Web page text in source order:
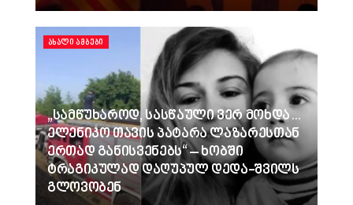
ᲐᲮᲐᲚᲘ ᲐᲛᲑᲔᲑᲘ
„სამწუხაროდ, სასწაული ვერ მოხდა…
ელენიკო თავის პატარა ლაზარესთან
ერთად განისვენებს“ – ხობში
ტრაგიკულად დაღუპულ დედა-შვილს
გლოვობენ